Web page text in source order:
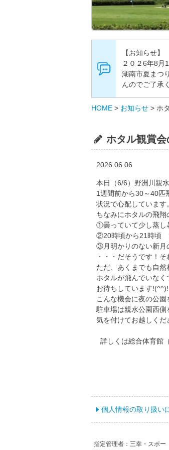
【お知らせ】
２０２6年8
湖南市夏まつ
んのでご了承
HOME > お知らせ > ホ
ホタル観賞
2026.06.06
本日（6/6）野洲川親
1週間前から30～40匹
状況で心配しています。
ちなみにホタルの飛翔
①曇っていて少し蒸し
②20時頃から21時頃
③月明かりのない新月
・・・だそうです！
ただ、あくまでも自然
ホタルが飛んでいな
お待ちしています!(^^)!
こんな機会に夜の公
駐車場は親水公園西
気を付けてお越しくだ
詳しくは総合体育館（
個人情報の取り扱い
指定管理者：三幸・スポー